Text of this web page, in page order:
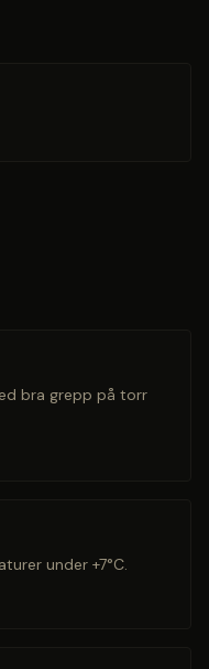
bra grepp på torr
under +7°C.